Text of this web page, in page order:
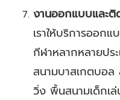
งานออกแบบและ
เราให้บริการออก
กีฬาหลากหลายปร
สนามบาสเกตบอ
วิ่ง พื้นสนามเด็กเ